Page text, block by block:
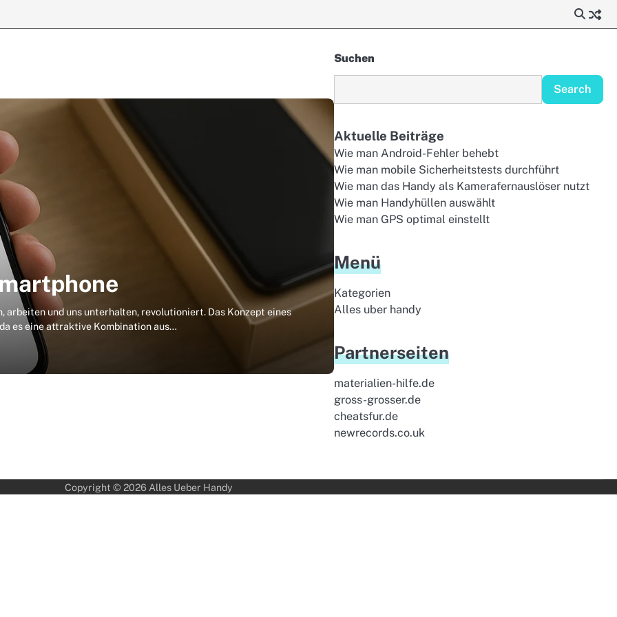
arbeiten und uns unterhalten, revolutioniert. Das Konzept eines
es eine attraktive Kombination aus…
Suchen
Search
Aktuelle Beiträge
Wie man Android-Fehler behebt
Wie man mobile Sicherheitstests durchführt
Wie man das Handy als Kamerafernauslöser nutzt
Wie man Handyhüllen auswählt
Wie man GPS optimal einstellt
Menü
Kategorien
Alles uber handy
Partnerseiten
materialien-hilfe.de
gross-grosser.de
cheatsfur.de
newrecords.co.uk
Copyright © 2026 Alles Ueber Handy